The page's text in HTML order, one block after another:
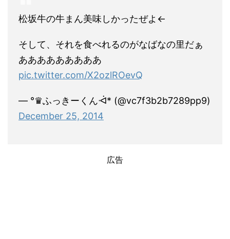
松坂牛の牛まん美味しかったぜよ←
そして、それを食べれるのがなばなの里だぁ
あああああああああ
pic.twitter.com/X2ozlROevQ
— °♛ふっきーくんᐙ* (@vc7f3b2b7289pp9)
December 25, 2014
広告